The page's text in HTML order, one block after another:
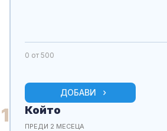
0 от 500
ДОБАВИ
1 Който
ПРЕДИ 2 МЕСЕЦА